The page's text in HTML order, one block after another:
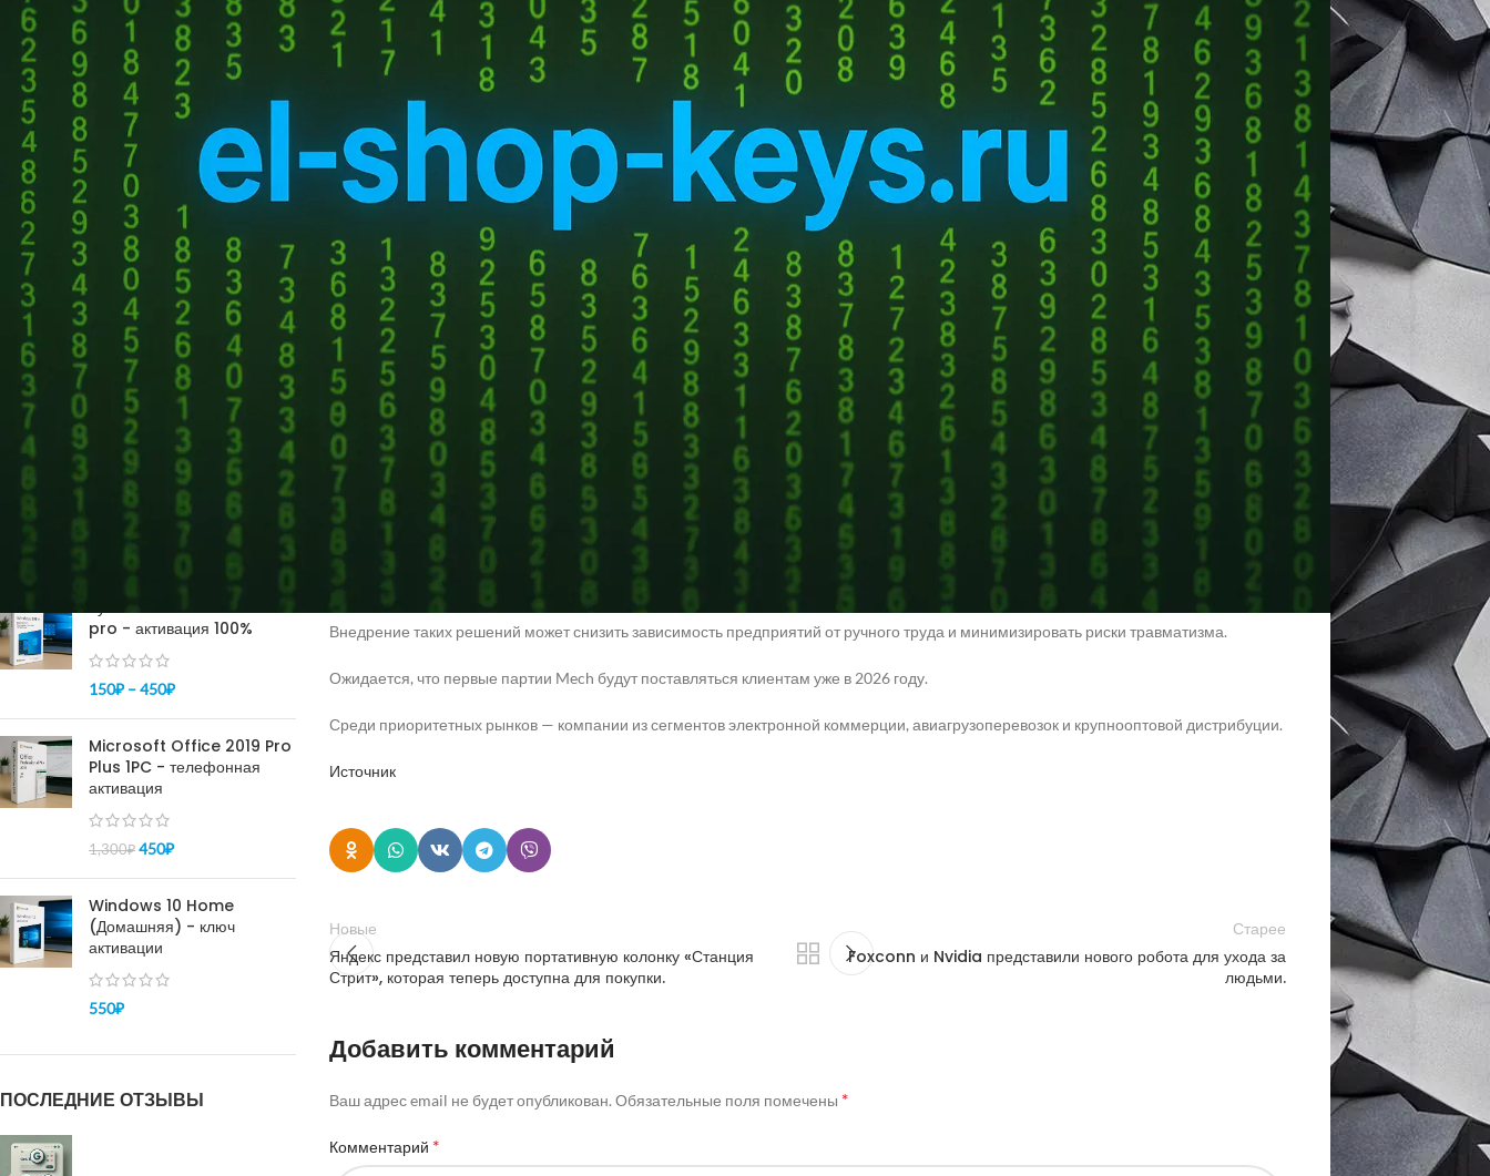
Получить код подтверждения
Купить токены для получения кодов
подтверждения
НОВЫЕ КОММЕНТАРИИ
Vlad Zorky к записи
Недорогие
маршрутизаторы с поддержкой Wi-Fi 7:
TP-Link 7DR7270 и 7DR7290.
Сева к записи Недорогие
маршрутизаторы с поддержкой Wi-Fi 7:
TP-Link 7DR7270 и 7DR7290.
Кириллк записи
«М.Видео-
Эльдорадо» открыла магазин в новой
концепции и совместно со Sber
Metaverse Tech и
«СберМаркетингом» запустила ИИ-
консультанта «Эм.Ви»
ПОПУЛЯРНОЕ
Купить ключ Windows 10
pro - активация 100%
150₽ –450₽
Microsoft Office 2019 Pro
Plus 1PC - телефонная
активация
1,300₽ 450₽
Windows 10 Home
(Домашняя) - ключ
активации
550₽
ПОСЛЕДНИЕ ОТЗЫВЫ
Этот мобильный робот с двумя «руками» представляет собой первое в мире интеллектуальное решение для автоматизации
складов, объединяющее искусственный интеллект (Physical
) и передовые инженерные разработки.
Mech способен самостоятельно перемещаться по складам, выполняя задачи по переноске, упаковке и сортировке товаров.
Его конструкция включает лёгкие, но мощные манипуляторы с 8 степенями свободы, разработанные инженерами Kawasaki, что
обеспечивает высокую гибкость движений и возможность поднимать грузы, превышающие лимиты, установленные OSHA
(Управление по безопасности труда США) для ручной переноски.
По словам разработчиков, оптимизированное соотношение прочности и веса позволяет легко интегрировать робота в
существующие логистические процессы без необходимости модернизации инфраструктуры.
Фото: Dexterity, Kawasaki Heavy Industries «Сотрудничество с Kawasaki открывает нам доступ к мировым производственным
компетенциям, — отметил генеральный директор Dexterity Самир Менон. — Это позволит нам масштабировать производство
промышленных роботов нового поколения для клиентов в Северной Америке, Азии и Европе».
Руководитель робототехнического подразделения Kawasaki Кэндзи Бандо подчеркнул, что сочетание Physical
от Dexterity и
точной инженерии его компании открывает новые возможности для трансформации отраслей, где роботы ранее не применялись.
«Гибкость и адаптивность Mech особенно ценны в логистике, электронной коммерции и розничной торговле», — добавил он.
Партнёрство направлено на решение двух ключевых задач автоматизации: повышение скорости операций и адаптивность к
разнообразным грузам.
Робот не только работает на уровне человеческой производительности, но и превосходит её, обрабатывая до 800 предметов в час.
Внедрение таких решений может снизить зависимость предприятий от ручного труда и минимизировать риски травматизма.
Ожидается, что первые партии Mech будут поставляться клиентам уже в 2026 году.
Среди приоритетных рынков — компании из сегментов электронной коммерции, авиагрузоперевозок и крупнооптовой дистрибуции.
Источник
Новые
Яндекс представил новую портативную колонку «Станция
Стрит», которая теперь доступна для покупки.
Старее
Foxconn и Nvidia представили нового робота для ухода за
людьми.
Добавить комментарий
Ваш адрес email не будет опубликован. Обязательные поля помечены *
Комментарий *